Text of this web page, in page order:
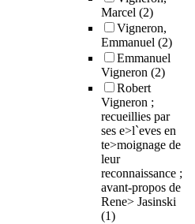
Marcel (2)
Vigneron,
Emmanuel (2)
Emmanuel
Vigneron (2)
Robert
Vigneron ;
recueillies par
ses e>l`eves en
te>moignage de
leur
reconnaissance ;
avant-propos de
Rene> Jasinski
(1)